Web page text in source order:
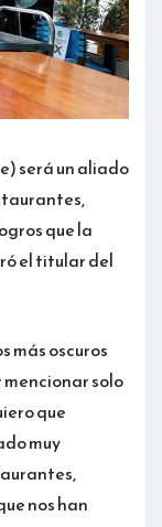
será un aliado
que la
el titular del
más oscuros
mencionar solo
que
muy
nos han